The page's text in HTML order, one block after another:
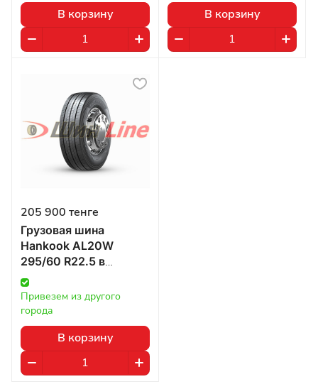
В корзину В корзину
205 900 тенге
Грузовая шина
Hankook AL20W
295/60 R22.5 в
Казахстане
Привезем из другого
города
В корзину